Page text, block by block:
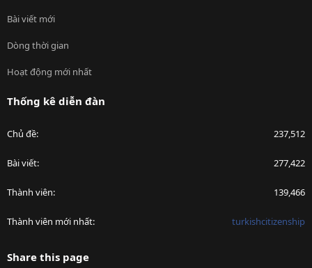
Bài viết mới
Dòng thời gian
Hoạt động mới nhất
Thống kê diễn đàn
Chủ đề 237,512
Bài viết 277,422
Thành viên 139,466
Thành viên mới nhất turkishcitizenship
Share this page